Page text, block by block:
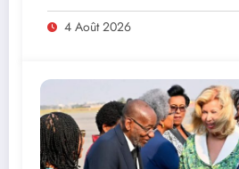
4 Août 2026